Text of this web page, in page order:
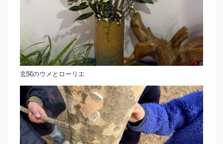
玄関のウメとローリエ